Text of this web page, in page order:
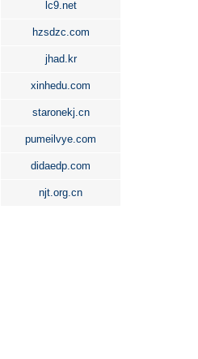
lc9.net
hzsdzc.com
jhad.kr
xinhedu.com
staronekj.cn
pumeilvye.com
didaedp.com
njt.org.cn